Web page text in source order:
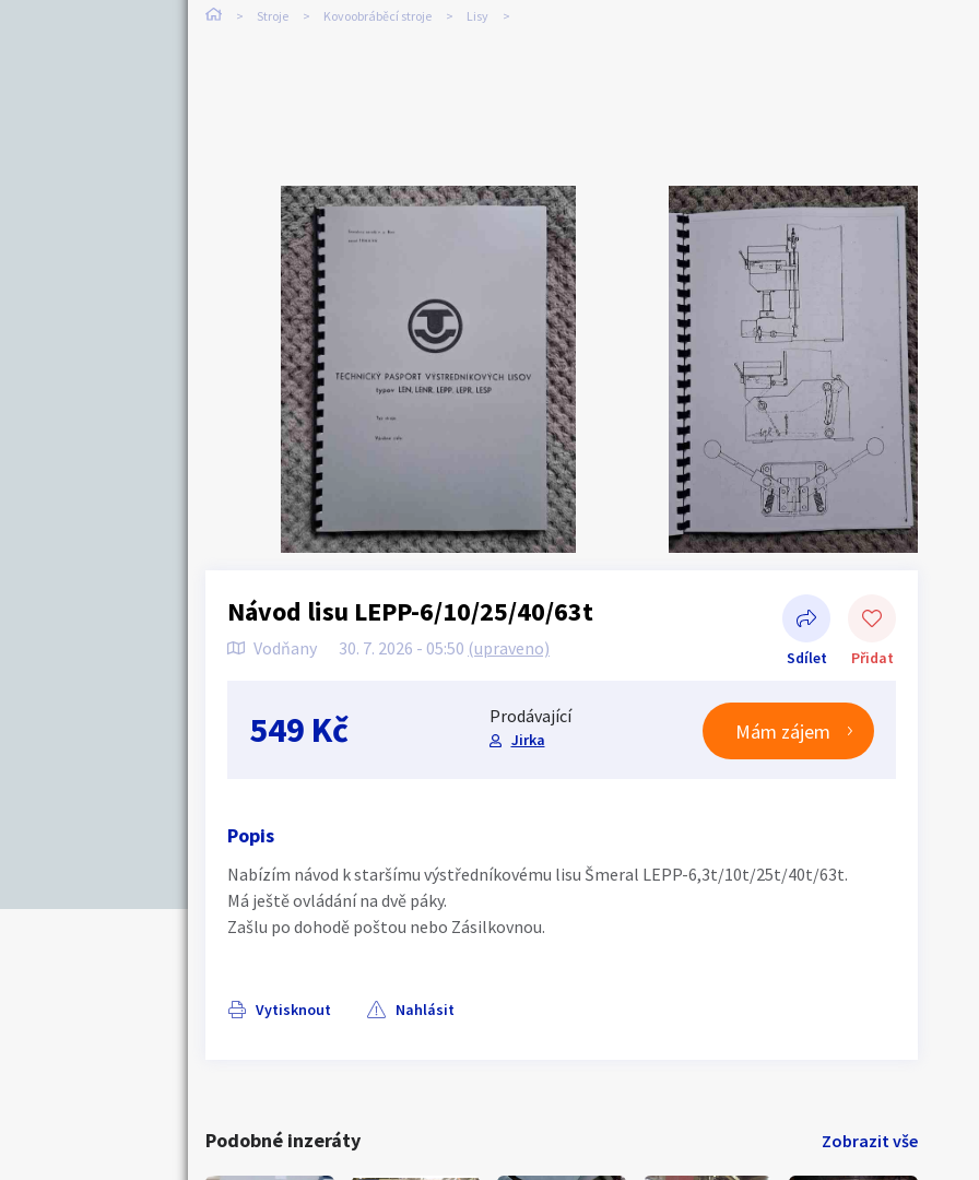
Stroje Kovoobráběcí stroje Lisy
Návod lisu LEPP-6/10/25/40/63t
Vodňany 30. 7. 2026 - 05:50 (upraveno) Sdílet Přidat
Sdílet na Facebooku
549 Kč Prodávající
Jirka Mám zájem
Popis
Nabízím návod k staršímu výstředníkovému lisu Šmeral LEPP-6,3t/10t/25t/40t/63t.
Má ještě ovládání na dvě páky.
Zašlu po dohodě poštou nebo Zásilkovnou.
Vytisknout Nahlásit
Podobné inzeráty Zobrazit vše